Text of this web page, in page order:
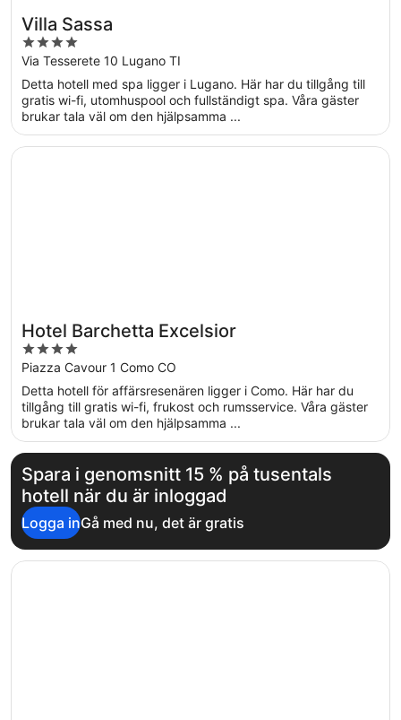
Villa Sassa
4
out
of
5
Via Tesserete 10 Lugano TI
Detta hotell med spa ligger i Lugano. Här har du tillgång till
gratis wi-fi, utomhuspool och fullständigt spa. Våra gäster
brukar tala väl om den hjälpsamma ...
Hotel Barchetta Excelsior
4
out
of
5
Piazza Cavour 1 Como CO
Detta hotell för affärsresenären ligger i Como. Här har du
tillgång till gratis wi-fi, frukost och rumsservice. Våra gäster
brukar tala väl om den hjälpsamma ...
Öppnas i ett nytt fönster
Hotel Barchetta Excelsior
Spara i genomsnitt 15 % på tusentals
hotell när du är inloggad
Logga inGå med nu, det är gratis
Öppnas i ett nytt fönster
Hotel Funicolare